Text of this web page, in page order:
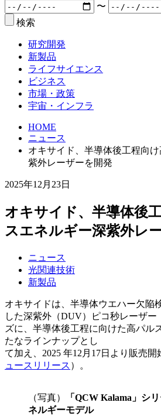
〜
検索
研究開発
新製品
ライフサイエンス
ビジネス
市場・政策
宇宙・インフラ
HOME
ニュース
オキサイド、半導体後工程向
紫外レーザーを開発
2025年12月23日
オキサイド、半導体後
スエネルギー深紫外レ
ニュース
光関連技術
新製品
オキサイドは、半導体ウエハー欠陥
した深紫外（DUV）ピコ秒レーザー
ズに、半導体後工程に向けた高パル
たなラインナップとし
て加え、2025 年12月17日より販売
ュースリリース ）。
（写真）
「QCW Kalama」シ
ネルギーモデル